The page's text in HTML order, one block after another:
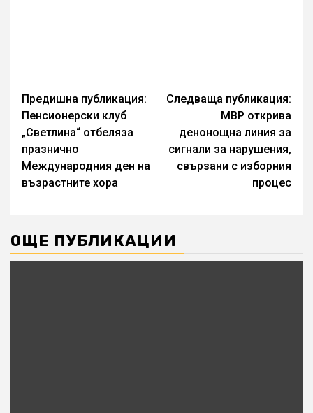
Continue
Reading
Предишна публикация:
Пенсионерски клуб
„Светлина“ отбеляза
празнично
Международния ден на
възрастните хора
Следваща публикация:
МВР открива
денонощна линия за
сигнали за нарушения,
свързани с изборния
процес
ОЩЕ ПУБЛИКАЦИИ